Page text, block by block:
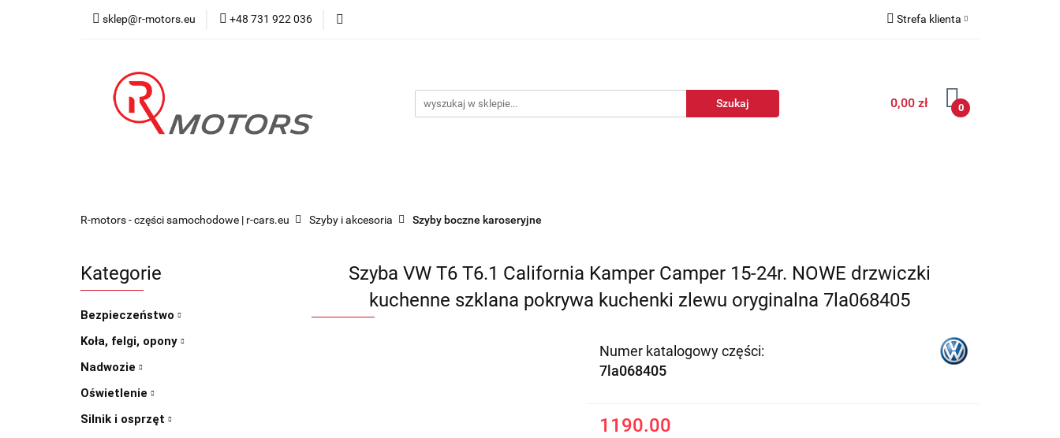
sklep@r-motors.eu +48 731 922 036 Strefa klienta
Dodaj zgłoszenie
0,00 zł 0
R-motors - części samochodowe | r-cars.eu Szyby i akcesoria Szyby boczne karoseryjne
Kategorie
Bezpieczeństwo
Koła, felgi, opony
Nadwozie
Oświetlenie
Silnik i osprzęt
Szyba VW T6 T6.1 California Kamper Camper 15-24r. NOWE drzwiczki
kuchenne szklana pokrywa kuchenki zlewu oryginalna 7la068405
Numer katalogowy części:
7la068405
1190.00